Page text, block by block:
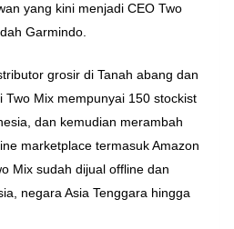
yang kini menjadi CEO Two
Garmindo.
grosir di Tanah abang dan
Two Mix mempunyai 150 stockist
dan kemudian merambah
marketplace termasuk Amazon
Mix sudah dijual offline dan
negara Asia Tenggara hingga